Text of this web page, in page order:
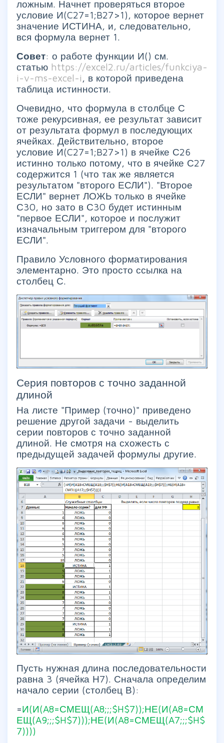
ложным. Начнет проверяться второе
условие И(C27=1;B27>1), которое вернет
значение ИСТИНА, и, следовательно,
вся формула вернет 1.
Совет: о работе функции И() см.
статью https://excel2.ru/articles/funkciya-
i-v-ms-excel-i , в которой приведена
таблица истинности.
Очевидно, что формула в столбце С
тоже рекурсивная, ее результат зависит
от результата формул в последующих
ячейках. Действительно, второе
условие И(C27=1;B27>1) в ячейке С26
истинно только потому, что в ячейке С27
содержится 1 (что так же является
результатом "второго ЕСЛИ"). "Второе
ЕСЛИ" вернет ЛОЖЬ только в ячейке
С30, но зато в С30 будет истинным
"первое ЕСЛИ", которое и послужит
изначальным триггером для "второго
ЕСЛИ".
Правило Условного форматирования
элементарно. Это просто ссылка на
столбец С.
Серия повторов с точно заданной
длиной
На листе "Пример (точно)" приведено
решение другой задачи - выделить
серии повторов с точно заданной
длиной. Не смотря на схожесть с
предыдущей задачей формулы другие.
Пусть нужная длина последовательности
равна 3 (ячейка Н7). Сначала определим
начало серии (столбец В):
=И(И(A8=СМЕЩ(A8;;;$H$7));НЕ(И(A8=СМ
ЕЩ(A9;;;$H$7)));НЕ(И(A8=СМЕЩ(A7;;;$H$
7))))